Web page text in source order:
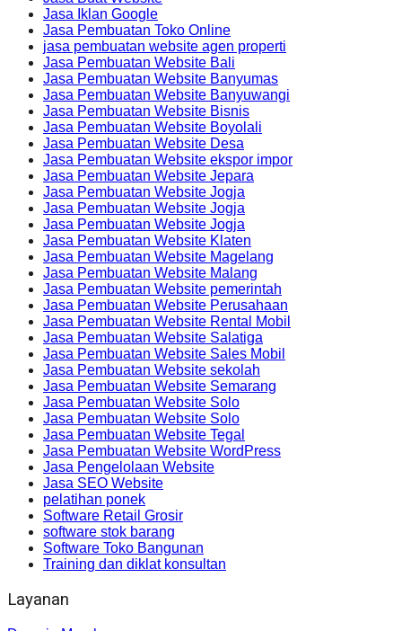
Jasa Iklan Google
Jasa Pembuatan Toko Online
jasa pembuatan website agen properti
Jasa Pembuatan Website Bali
Jasa Pembuatan Website Banyumas
Jasa Pembuatan Website Banyuwangi
Jasa Pembuatan Website Bisnis
Jasa Pembuatan Website Boyolali
Jasa Pembuatan Website Desa
Jasa Pembuatan Website ekspor impor
Jasa Pembuatan Website Jepara
Jasa Pembuatan Website Jogja
Jasa Pembuatan Website Jogja
Jasa Pembuatan Website Jogja
Jasa Pembuatan Website Klaten
Jasa Pembuatan Website Magelang
Jasa Pembuatan Website Malang
Jasa Pembuatan Website pemerintah
Jasa Pembuatan Website Perusahaan
Jasa Pembuatan Website Rental Mobil
Jasa Pembuatan Website Salatiga
Jasa Pembuatan Website Sales Mobil
Jasa Pembuatan Website sekolah
Jasa Pembuatan Website Semarang
Jasa Pembuatan Website Solo
Jasa Pembuatan Website Solo
Jasa Pembuatan Website Tegal
Jasa Pembuatan Website WordPress
Jasa Pengelolaan Website
Jasa SEO Website
pelatihan ponek
Software Retail Grosir
software stok barang
Software Toko Bangunan
Training dan diklat konsultan
Layanan